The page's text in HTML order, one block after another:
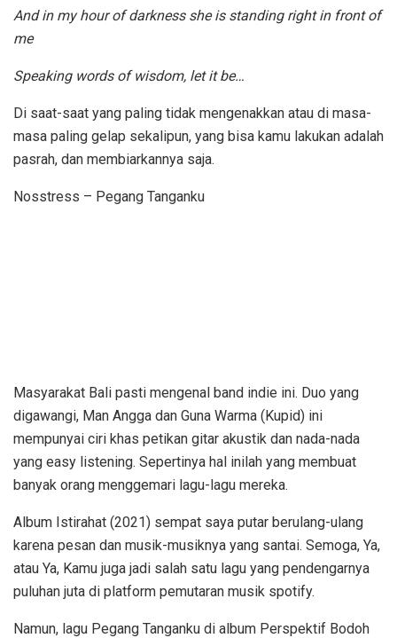
And in my hour of darkness she is standing right in front of
me
Speaking words of wisdom, let it be…
Di saat-saat yang paling tidak mengenakkan atau di masa-
masa paling gelap sekalipun, yang bisa kamu lakukan adalah
pasrah, dan membiarkannya saja.
Nosstress – Pegang Tanganku
Masyarakat Bali pasti mengenal band indie ini. Duo yang
digawangi, Man Angga dan Guna Warma (Kupid) ini
mempunyai ciri khas petikan gitar akustik dan nada-nada
yang easy listening. Sepertinya hal inilah yang membuat
banyak orang menggemari lagu-lagu mereka.
Album Istirahat (2021) sempat saya putar berulang-ulang
karena pesan dan musik-musiknya yang santai. Semoga, Ya,
atau Ya, Kamu juga jadi salah satu lagu yang pendengarnya
puluhan juta di platform pemutaran musik spotify.
Namun, lagu Pegang Tanganku di album Perspektif Bodoh